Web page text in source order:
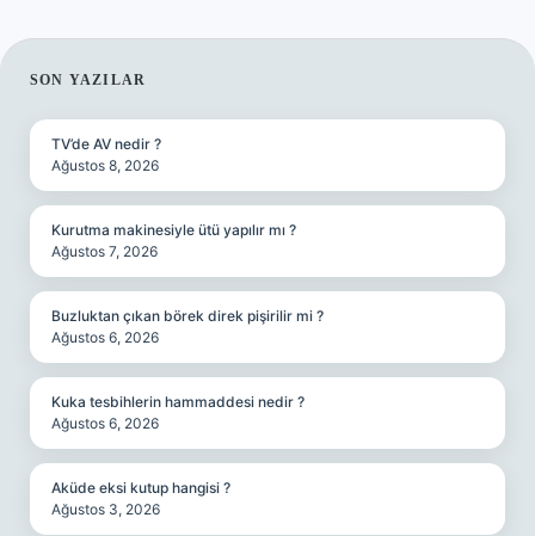
SIDEBAR
SON YAZILAR
TV’de AV nedir ?
Ağustos 8, 2026
Kurutma makinesiyle ütü yapılır mı ?
Ağustos 7, 2026
Buzluktan çıkan börek direk pişirilir mi ?
Ağustos 6, 2026
Kuka tesbihlerin hammaddesi nedir ?
Ağustos 6, 2026
Aküde eksi kutup hangisi ?
Ağustos 3, 2026